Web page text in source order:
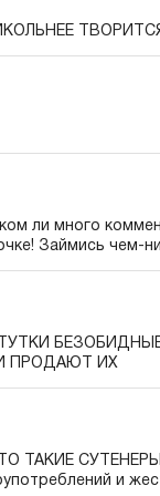
ли много
Займись чем-
ПРОДАЮТ ИХ
ТАКИЕ
и